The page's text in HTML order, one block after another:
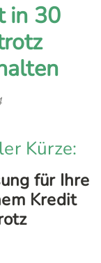
in 30
Kürze:
für Ihre
Kredit